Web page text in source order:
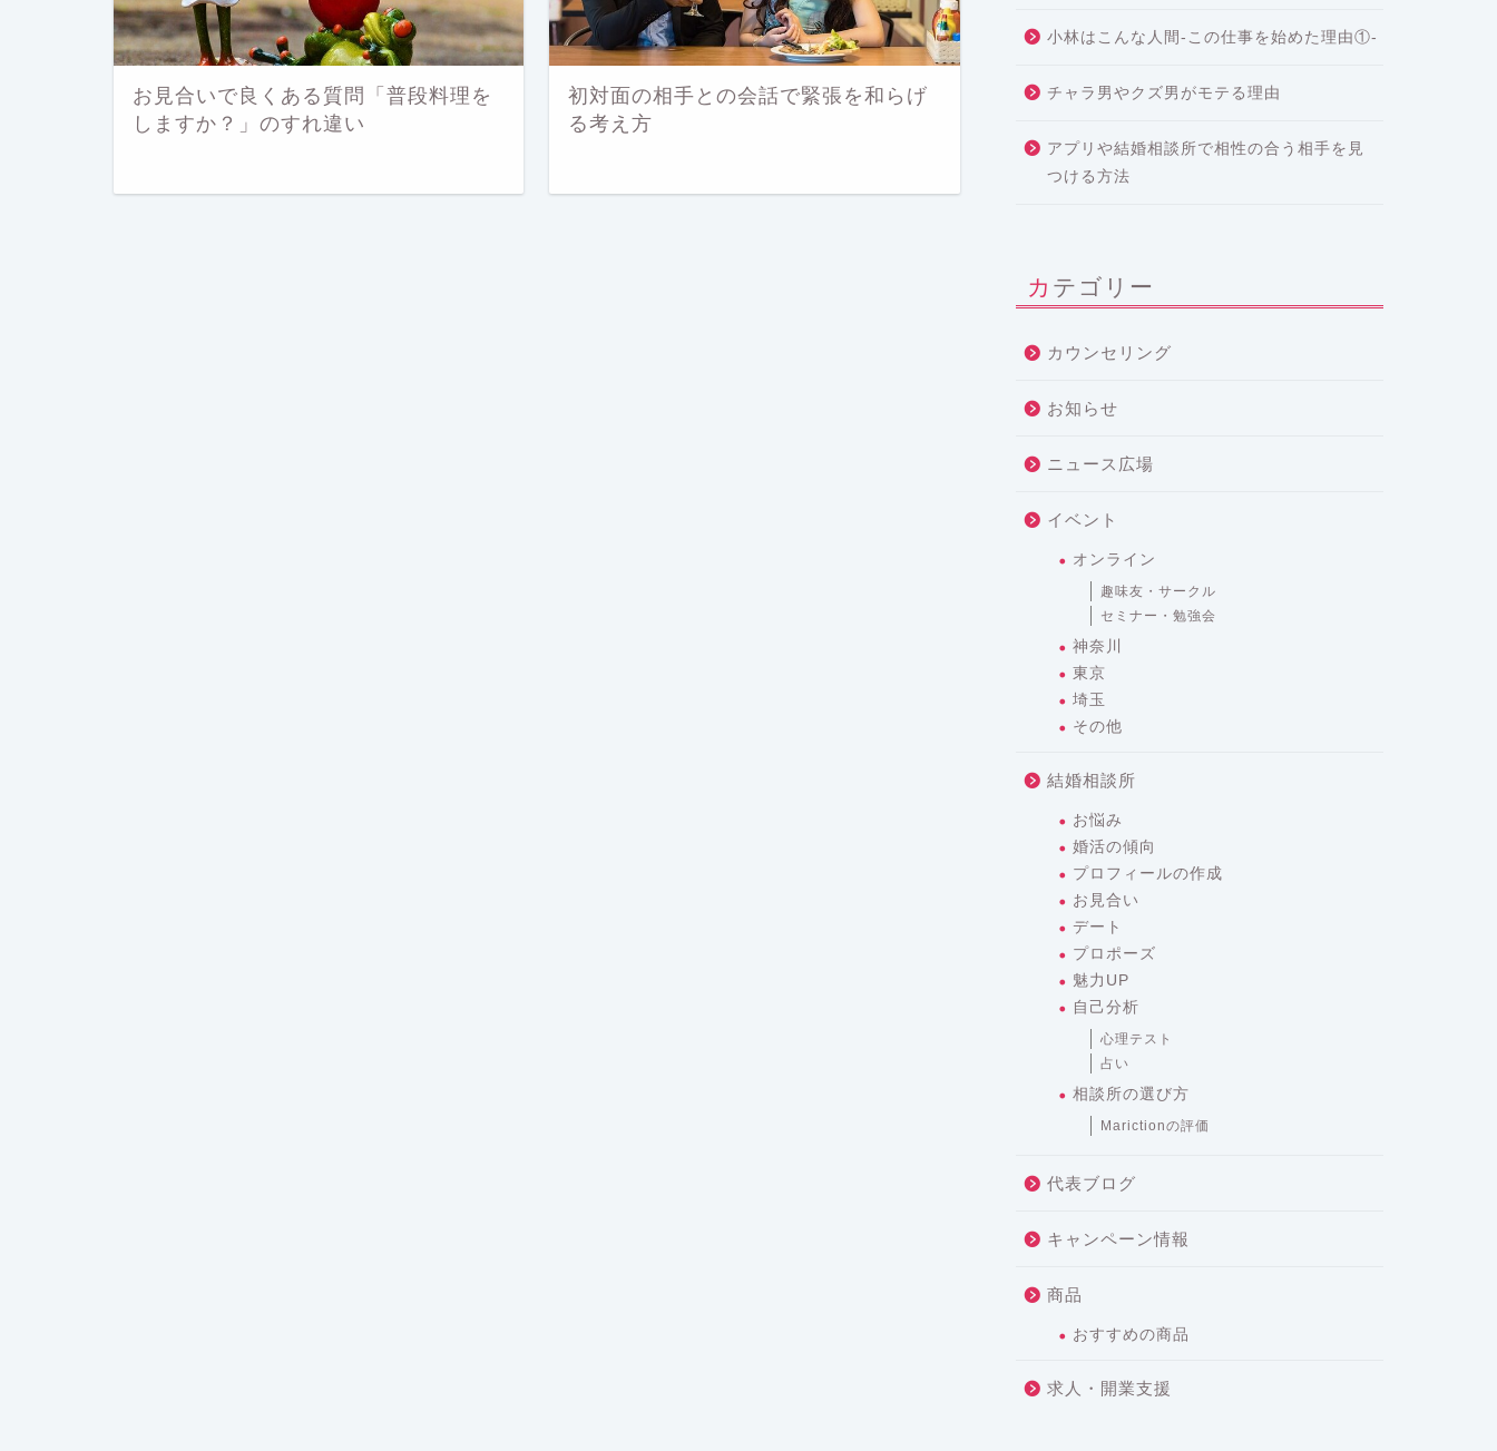
お見合いで良くある質問「普段料理を
しますか？」のすれ違い
初対面の相手との会話で緊張を和らげ
る考え方
小林はこんな人間-この仕事を始めた理由①-
チャラ男やクズ男がモテる理由
アプリや結婚相談所で相性の合う相手を見
つける方法
カテゴリー
カウンセリング
お知らせ
ニュース広場
イベント
オンライン
趣味友・サークル
セミナー・勉強会
神奈川
東京
埼玉
その他
結婚相談所
お悩み
婚活の傾向
プロフィールの作成
お見合い
デート
プロポーズ
魅力UP
自己分析
心理テスト
占い
相談所の選び方
Marictionの評価
代表ブログ
キャンペーン情報
商品
おすすめの商品
求人・開業支援